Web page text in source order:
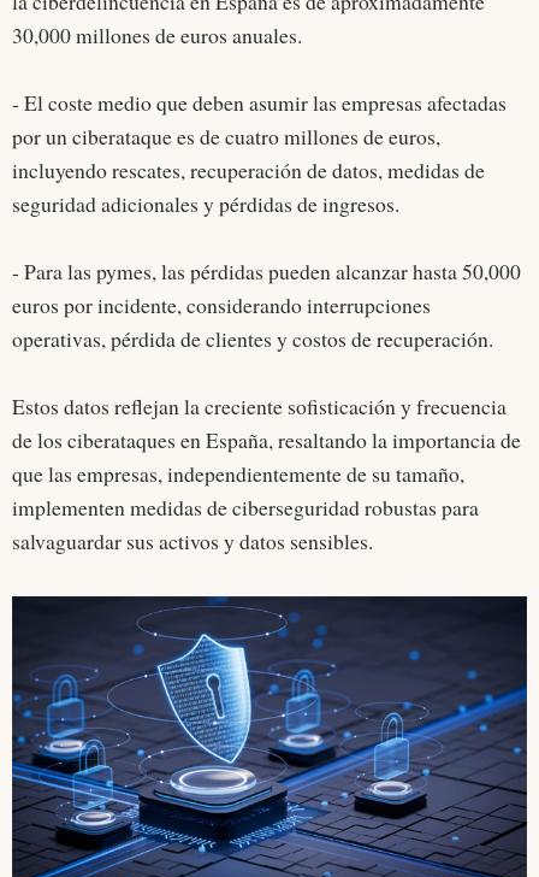
30,000 millones de euros anuales.
- El coste medio que deben asumir las empresas afectadas
por un ciberataque es de cuatro millones de euros,
incluyendo rescates, recuperación de datos, medidas de
seguridad adicionales y pérdidas de ingresos.
- Para las pymes, las pérdidas pueden alcanzar hasta 50,000
euros por incidente, considerando interrupciones
operativas, pérdida de clientes y costos de recuperación.
Estos datos reflejan la creciente sofisticación y frecuencia
de los ciberataques en España, resaltando la importancia de
que las empresas, independientemente de su tamaño,
implementen medidas de ciberseguridad robustas para
salvaguardar sus activos y datos sensibles.